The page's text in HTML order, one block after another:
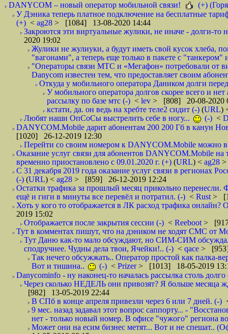
DANYCOM – новый оператор мобильной связи!
(+)
У Дэника теперь платное подключение на бесплатные
(+) < ag28 > [1084] 13-08-2020 14:44
Закроются эти виртуальные жулики, не иначе - долги-то
2020 19:02
Жулики не жулиуки, а будут иметь свой кусок хлеба,
"вагонами", а теперь еще только в пакете с
"Операторы связи МТС и «Мегафон» потребовали от
Danycom известен тем, что предоставляет своим
Откуда у мобильного оператора Даником долги
У мобильного оператора долгов скорее всего и
рассылку по базе мтс (-) < lev > [808] 20-08-2020
кстати, да. он ведь на хребте теле2 сидит (-) (URL)
Любят наши ОпСоСы выстрелить себе в ногу...
(-) <
DANYCOM.Mobile дарит абонентам 200 200 Гб в канун
[1020] 26-12-2019 12:30
Перейти со своим номером к DANYCOM.Mobile можно в
Оказание услуг связи для абонентов DANYCOM.Mobile
временно приостановлено с 09.01.2020 г. (+) (URL) < ag28 >
С 31 декабря 2019 года оказание услуг связи в регионах
(-) (URL) < ag28 > [859] 26-12-2019 12:24
Остатки трафика за прошлый месяц прикольно
ещё и гиги в минуты все перевёл и потратил. (-) < Rust >
Хоть у кого то отображается в ЛК расход трафика
2019 15:02
Отображается после закрытия сессии (-) < Reeboot >
Тут в комментах пишут, что на дэником не ходят СМС от
Тут Даню как-то мало обсуждают, но СИМ-СИМ
сподручнее. Чудны дела твои, Ячейки!.. (-) < qace > [953]
Так нечего обсужжать.. Оператор простой как палка-
Вот и тишина..
(-) < Prizer> [1013] 18-05-2019
Danycominfo - ну наконец-то началась рассылка столь
Через сколько НЕДЕЛЬ они привозят? Я больше месяца
[982] 13-05-2019 22:44
В СПб в конце апреля привезли через 6 или 7 дней. (-)
9 мес. назад задавал этот вопрос саппорту... -
нет - только новый номер. В офисе "чужого" региона
Может они на есим бизнес метят... Вот и не спешат..